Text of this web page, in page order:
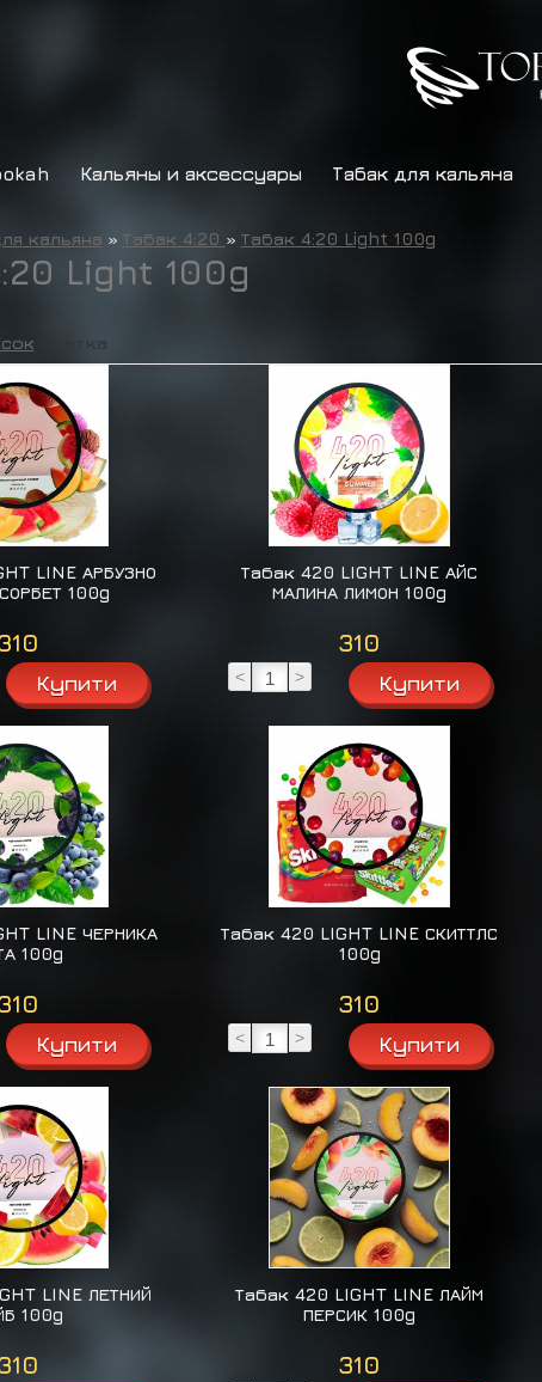
Кальяны и аксессуары Табак для кальяна
кальяна » Табак 4:20 » Табак 4:20 Light 100g
Light 100g
сетка
LINE АРБУЗНО
100g
Табак 420 LIGHT LINE АЙС
МАЛИНА ЛИМОН 100g
310
< >
LINE ЧЕРНИКА
100g
Табак 420 LIGHT LINE СКИТТЛС
100g
310
< >
LINE ЛЕТНИЙ
100g
Табак 420 LIGHT LINE ЛАЙМ
ПЕРСИК 100g
310